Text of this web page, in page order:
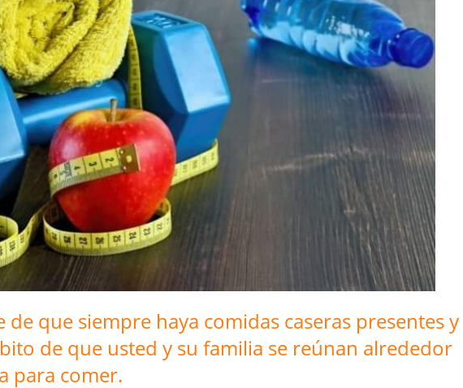
de que siempre haya comidas caseras presentes y
de que usted y su familia se reúnan alrededor
para comer.